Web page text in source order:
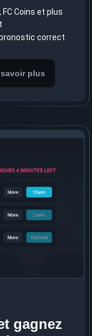
Coins et plus
correct
savoir plus
gagnez